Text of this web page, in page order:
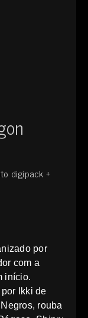
digipack +
por
com a
início.
Ikki de
rouba